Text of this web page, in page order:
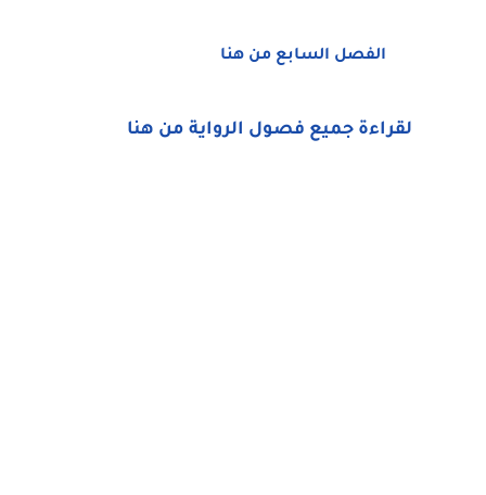
الفصل السابع من هنا
لقراءة جميع فصول الرواية من هنا